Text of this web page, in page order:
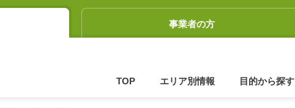
事業者の方
TOP エリア別情報 目的から探す